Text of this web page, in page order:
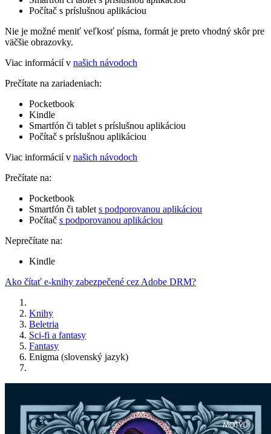
Počítač s príslušnou aplikáciou
Nie je možné meniť veľkosť písma, formát je preto vhodný skôr pre
väčšie obrazovky.
Viac informácií v našich návodoch
Prečítate na zariadeniach:
Pocketbook
Kindle
Smartfón či tablet s príslušnou aplikáciou
Počítač s príslušnou aplikáciou
Viac informácií v našich návodoch
Prečítate na:
Pocketbook
Smartfón či tablet s podporovanou aplikáciou
Počítač s podporovanou aplikáciou
Neprečítate na:
Kindle
Ako čítať e-knihy zabezpečené cez Adobe DRM?
Knihy
Beletria
Sci-fi a fantasy
Fantasy
Enigma (slovenský jazyk)